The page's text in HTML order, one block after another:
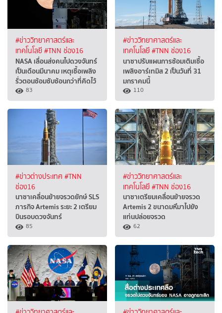
#ข่าววิทยาศาสตร์และ
เทคโนโลยี#TNN ช่อง16
NASA เลื่อนส่งคนไปดวงจันทร์
เป็นเดือนมีนาคม เหตุเชื้อเพลิง
รั่วตอนซ้อมซับซ้อนกว่าที่คิดไว้
83
#ข่าววิทยาศาสตร์และ
เทคโนโลยี#TNN ช่อง16
นาซาปรับแผนการซ้อมเติมเชื้อ
เพลิงอาร์เทมิส 2 เป็นวันที่ 31
มกราคมนี้
110
#ข่าวต่างประเทศ #TNN
ช่อง16
นาซาเคลื่อนย้ายจรวดยักษ์ SLS
ภารกิจ Artemis ระยะ 2 เตรียม
บินรอบดวงจันทร์
85
#ข่าววิทยาศาสตร์และ
เทคโนโลยี#TNN ช่อง16
นาซาเตรียมเคลื่อนย้ายจรวด
Artemis 2 ขนาดมหึมาไปยัง
แท่นปล่อยจรวด
62